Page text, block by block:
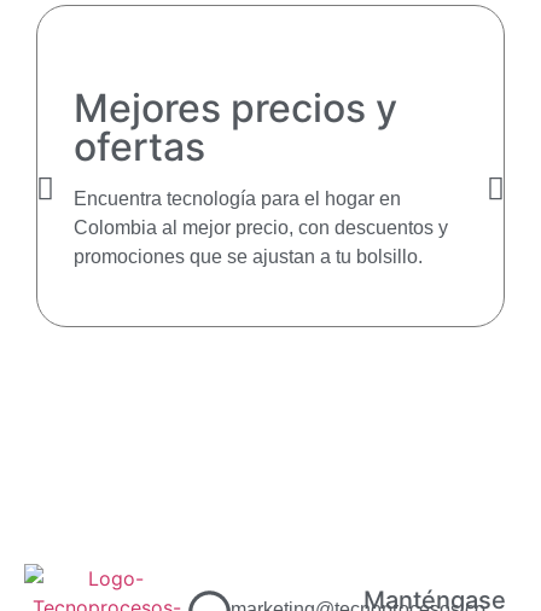
Mejores precios y
ofertas
Encuentra tecnología para el hogar en
Colombia al mejor precio, con descuentos y
promociones que se ajustan a tu bolsillo.
Manténgase